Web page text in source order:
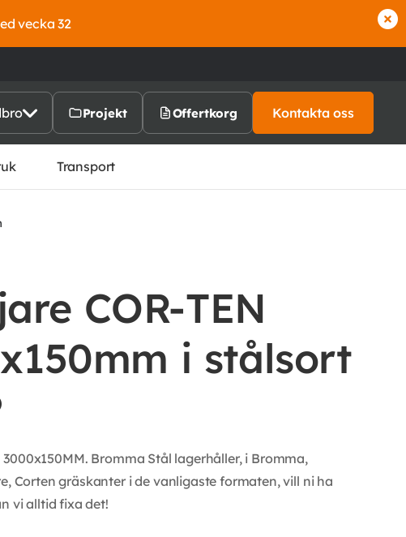
vecka 32
Projekt Offertkorg Kontakta oss
Transport
COR-TEN
i stålsort
3000x150MM. Bromma Stål lagerhåller, i Bromma,
Corten gräskanter i de vanligaste formaten, vill ni ha
vi alltid fixa det!